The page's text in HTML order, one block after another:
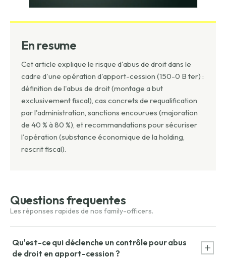
En resume
Cet article explique le risque d'abus de droit dans le
cadre d'une opération d'apport-cession (150-0 B ter) :
définition de l'abus de droit (montage a but
exclusivement fiscal), cas concrets de requalification
par l'administration, sanctions encourues (majoration
de 40 % à 80 %), et recommandations pour sécuriser
l'opération (substance économique de la holding,
rescrit fiscal).
Questions frequentes
Qu'est-ce qui déclenche un contrôle pour abus
de droit en apport-cession ?